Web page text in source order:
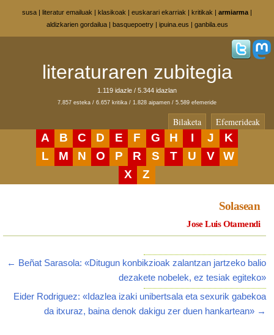
susa | literatur emailuak | klasikoak | euskarari ekarriak | kritikak | armiarma |
aldizkarien gordailua| basquepoetry| ipuina.eus | ganbila.eus
literaturaren zubitegia
1.119 idazle / 5.344 idazlan
7.857 esteka / 6.657 kritika / 1.828 aipamen / 5.589 efemeride
Bilaketa Efemerideak
A B C D E F G H I J
K
L
M N O P R S T U V
W
X
Z
Solasean
Jose Luis Otamendi
← Beñat Sarasola: «Ditugun konbikzioak zalantzan jartzeko balio
dezakete nobelek, ez tesiak egiteko»
Eider Rodriguez: «Idazlea izaki unibertsala eta sexurik gabekoa
da itxuraz, baina denok dakigu zer duen hankartean» →